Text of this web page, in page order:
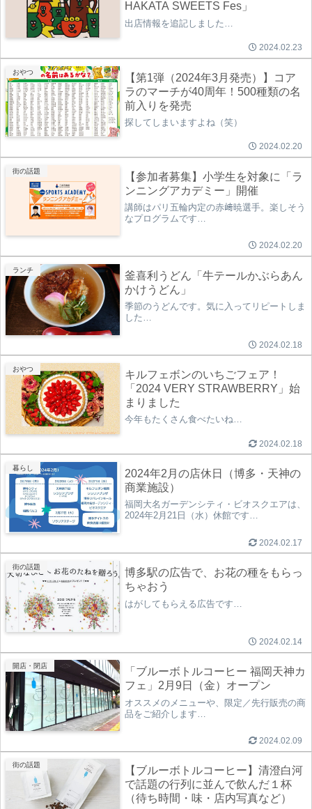
HAKATA SWEETS Fes」
出店情報を追記しました…
2024.02.23
おやつ
【第1弾（2024年3月発売）】コア
ラのマーチが40周年！500種類の名
前入りを発売
探してしまいますよね（笑）
2024.02.20
街の話題
【参加者募集】小学生を対象に「ラ
ンニングアカデミー」開催
講師はパリ五輪内定の赤﨑暁選手。楽しそう
なプログラムです…
2024.02.20
ランチ
釜喜利うどん「牛テールかぶらあん
かけうどん」
季節のうどんです。気に入ってリピートしま
した…
2024.02.18
おやつ
キルフェボンのいちごフェア！
「2024 VERY STRAWBERRY」始
まりました
今年もたくさん食べたいね…
2024.02.18
暮らし
2024年2月の店休日（博多・天神の
商業施設）
福岡大名ガーデンシティ・ビオスクエアは、
2024年2月21日（水）休館です…
2024.02.17
街の話題
博多駅の広告で、お花の種をもらっ
ちゃおう
はがしてもらえる広告です…
2024.02.14
開店・閉店
「ブルーボトルコーヒー 福岡天神カ
フェ」2月9日（金）オープン
オススメのメニューや、限定／先行販売の商
品をご紹介します…
2024.02.09
街の話題
【ブルーボトルコーヒー】清澄白河
で話題の行列に並んで飲んだ１杯
（待ち時間・味・店内写真など）